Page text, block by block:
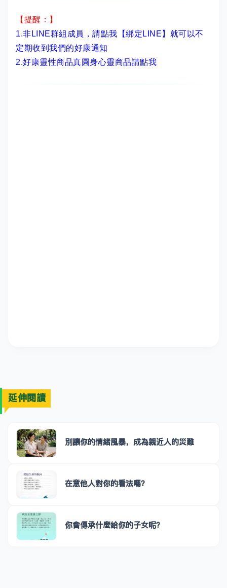
【提醒：】
1.非LINE群組成員， 請點我【綁定LINE】 就可以不
定期收到我們的好康通知
2.好康靈性商品真圓身心靈商品請點我
延伸閱讀
別讓你的情緒風暴，成為親近人的災難
在意他人對你的看法嗎？
你會傳承什麼給你的子女呢？